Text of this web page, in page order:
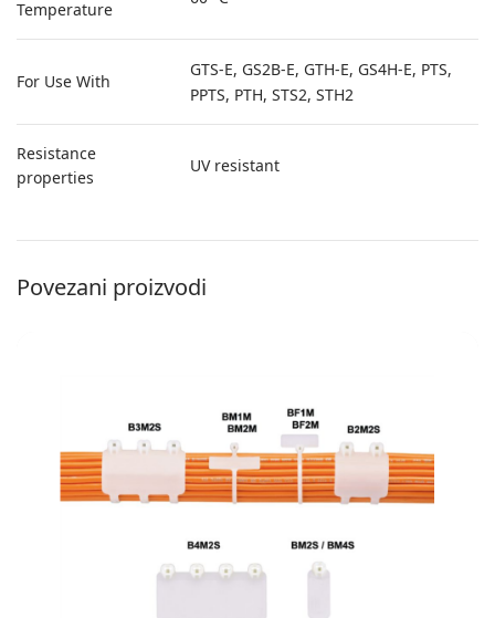
Temperature
For Use With
GTS-E, GS2B-E, GTH-E, GS4H-E, PTS,
PPTS, PTH, STS2, STH2
Resistance
properties
UV resistant
Povezani proizvodi